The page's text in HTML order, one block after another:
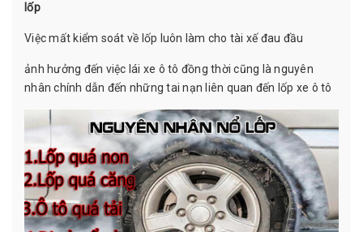
lốp
Việc mất kiểm soát về lốp luôn làm cho tài xế đau đầu
ảnh hưởng đến việc lái xe ô tô đồng thời cũng là nguyên
nhân chính dẫn đến những tai nạn liên quan đến lốp xe ô tô